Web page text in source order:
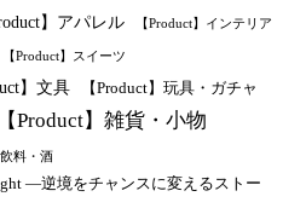
】アパレル 【Product】インテリア
【Product】スイーツ
】文具 【Product】玩具・ガチャ
【Product】雑貨・小物
飲料・酒
—逆境をチャンスに変えるストー